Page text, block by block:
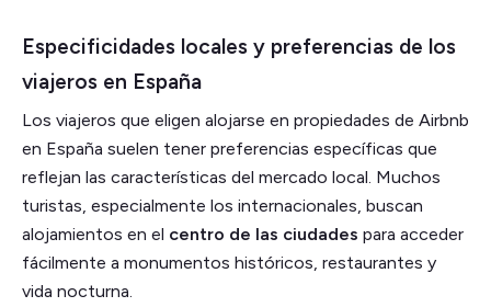
Especificidades locales y preferencias de los
viajeros en España
Los viajeros que eligen alojarse en propiedades de Airbnb
en España suelen tener preferencias específicas que
reflejan las características del mercado local. Muchos
turistas, especialmente los internacionales, buscan
alojamientos en el centro de las ciudades para acceder
fácilmente a monumentos históricos, restaurantes y
vida nocturna.